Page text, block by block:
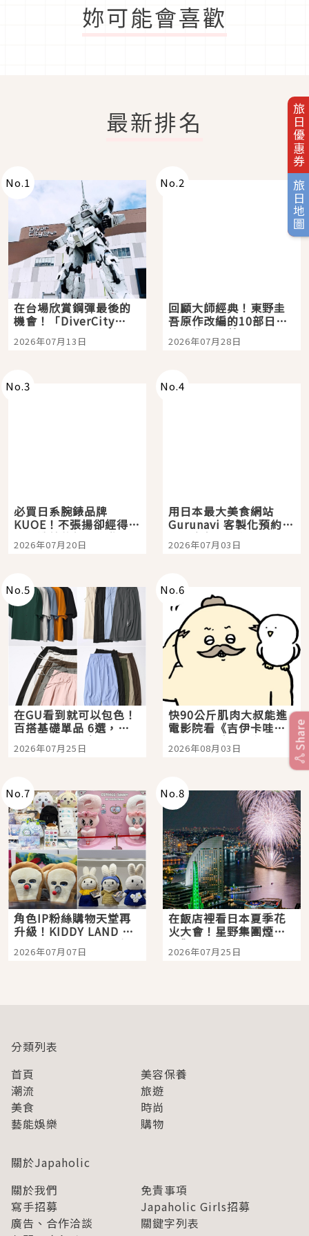
旅日優惠券
旅日地圖
妳可能會喜歡
最新排名
No.1
在台場欣賞鋼彈最後的
機會！「DiverCity
Tokyo Plaza」搭船、
購物、美食及夜景，一
2026年07月13日
No.2
回顧大師經典！東野圭
吾原作改編的10部日本
影視作品推薦
2026年07月28日
No.3
必買日系腕錶品牌
KUOE！不張揚卻經得起
時間洗鍊的經典之作五
選
2026年07月20日
No.4
用日本最大美食網站
Gurunavi 客製化預約九
大都市餐廳，打造專屬
美食體驗！
2026年07月03日
No.5
在GU看到就可以包色！
百搭基礎單品 6選，閉
眼全收也不心疼
2026年07月25日
No.6
快90公斤肌肉大叔能進
電影院看《吉伊卡哇》
嗎？日本重金屬樂團
「打首」會長與nagano
2026年08月03日
No.7
角色IP粉絲購物天堂再
升級！KIDDY LAND 原
宿店吉伊卡哇迎客，新
開幕 OMOKADO 店3分
2026年07月07日
No.8
在飯店裡看日本夏季花
火大會！星野集團煙火
景觀飯店6選，讓你不用
人擠人悠閒欣賞
2026年07月25日
Share
分類列表
首頁
美容保養
潮流
旅遊
美食
時尚
藝能娛樂
購物
關於Japaholic
關於我們
免責事項
寫手招募
Japaholic Girls招募
廣告、合作洽談
關鍵字列表